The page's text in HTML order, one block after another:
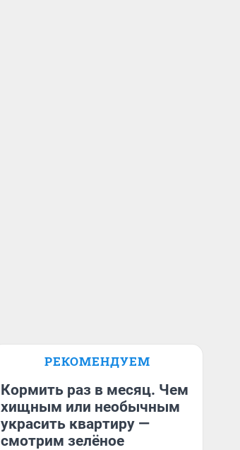
РЕКОМЕНДУЕМ
Кормить раз в месяц. Чем
хищным или необычным
украсить квартиру —
смотрим зелёное